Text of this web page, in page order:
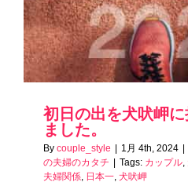
初日の出を犬吠岬
ました。
By couple_style 1月 4th, 2024
の夫婦のカタチ
Tags: カップル,
夫婦関係, 日本一, 犬吠岬